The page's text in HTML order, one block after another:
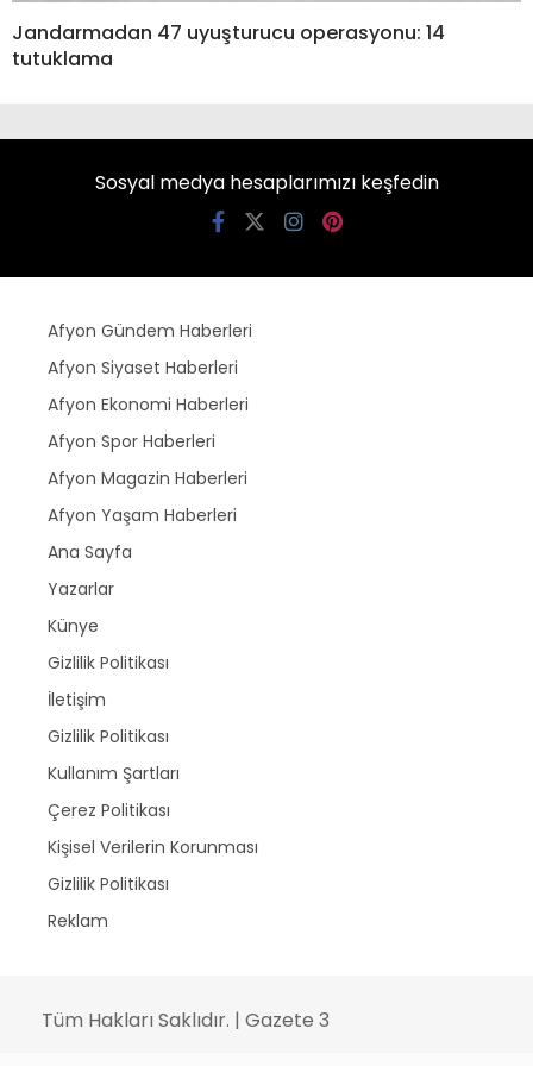
Jandarmadan 47 uyuşturucu operasyonu: 14
tutuklama
Sosyal medya hesaplarımızı keşfedin
Afyon Gündem Haberleri
Afyon Siyaset Haberleri
Afyon Ekonomi Haberleri
Afyon Spor Haberleri
Afyon Magazin Haberleri
Afyon Yaşam Haberleri
Ana Sayfa
Yazarlar
Künye
Gizlilik Politikası
İletişim
Gizlilik Politikası
Kullanım Şartları
Çerez Politikası
Kişisel Verilerin Korunması
Gizlilik Politikası
Reklam
Tüm Hakları Saklıdır. | Gazete 3